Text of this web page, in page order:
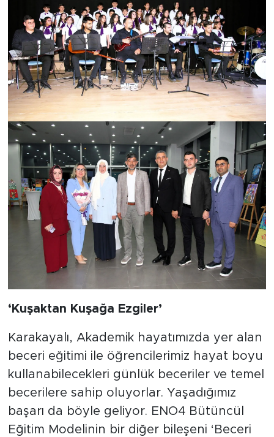
‘Kuşaktan Kuşağa Ezgiler’
Karakayalı, Akademik hayatımızda yer alan
beceri eğitimi ile öğrencilerimiz hayat boyu
kullanabilecekleri günlük beceriler ve temel
becerilere sahip oluyorlar. Yaşadığımız
başarı da böyle geliyor. ENO4 Bütüncül
Eğitim Modelinin bir diğer bileşeni ‘Beceri